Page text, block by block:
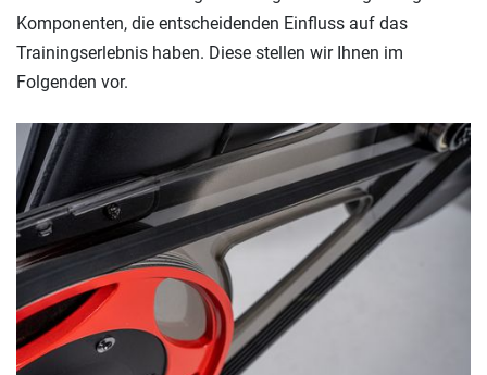
Komponenten, die entscheidenden Einfluss auf das
Trainingserlebnis haben. Diese stellen wir Ihnen im
Folgenden vor.